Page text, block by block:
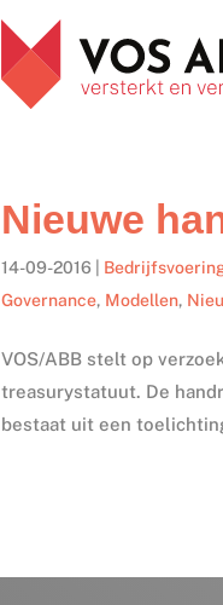
Nieuwe
14-09-2016
Governance, Modellen,
VOS/ABB stelt op
treasurystatuut. De
bestaat uit een